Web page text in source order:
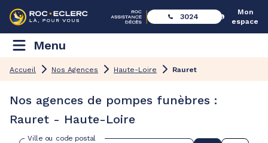
3024
Mon
espace
Menu
Accueil Nos Agences Haute-Loire Rauret
Nos agences de pompes funèbres :
Rauret - Haute-Loire
Ville ou code postal